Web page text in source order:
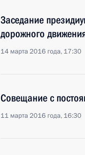
Заседание
дорожного
14 марта 2016 года, 17:30
Совещание с
11 марта 2016 года, 16:30